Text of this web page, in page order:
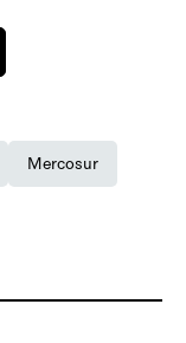
Mercosur